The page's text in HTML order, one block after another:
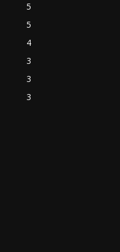
5
5
4
3
3
3